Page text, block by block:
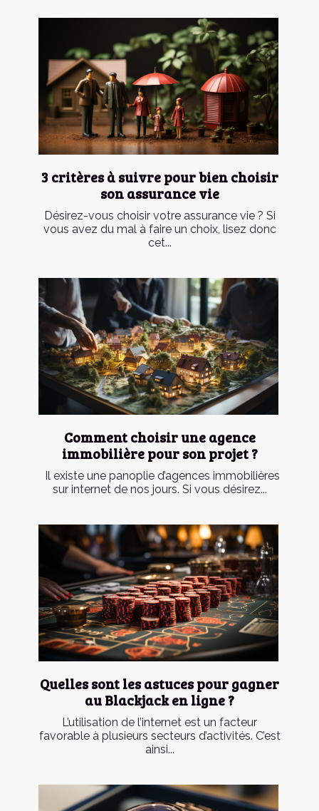
3 critères à suivre pour bien choisir
son assurance vie
Désirez-vous choisir votre assurance vie ? Si
vous avez du mal à faire un choix, lisez donc
cet...
Comment choisir une agence
immobilière pour son projet ?
Il existe une panoplie d’agences immobilières
sur internet de nos jours. Si vous désirez...
Quelles sont les astuces pour gagner
au Blackjack en ligne ?
L’utilisation de l’internet est un facteur
favorable à plusieurs secteurs d’activités. C’est
ainsi...